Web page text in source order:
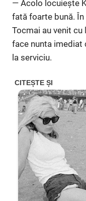
— Acolo locuiește
fată foarte bună.
Tocmai au venit
face nunta imediat
la serviciu.